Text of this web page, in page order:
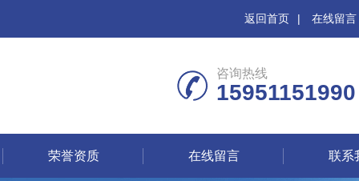
返回首页 | 在线留言
咨询热线
15951151990
荣誉资质 在线留言 联系